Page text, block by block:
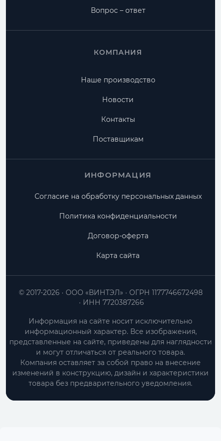
Вопрос – ответ
КОМПАНИЯ
Наше производство
Новости
Контакты
Поставщикам
ИНФОРМАЦИЯ
Согласие на обработку персональных данных
Политика конфиденциальности
Договор-оферта
Карта сайта
ООО «ВИНТЭЛ»
ОГРН 1177746672498
ИНН 7720387266
© 2017-2026
Информация на сайте носит исключительно
информационный характер. Все изображения,
представленные на сайте, приведены для наглядности
и могут отличаться от реального товара.
Компания оставляет за собой право на внесение
изменений в конструкцию, дизайн и характеристики
товара без предварительного уведомления.